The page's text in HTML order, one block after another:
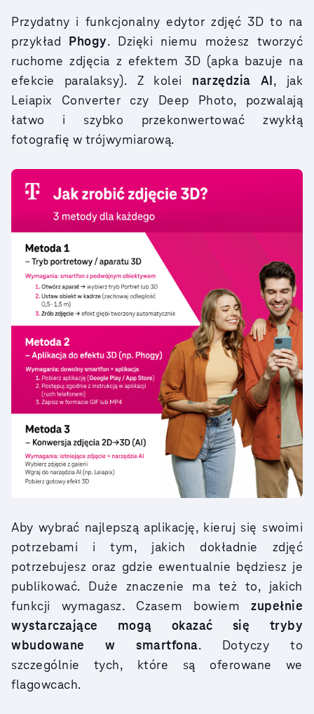
Przydatny i funkcjonalny edytor zdjęć 3D to na
przykład Phogy. Dzięki niemu
możesz tworzyć
ruchome zdjęcia z efektem 3D (apka bazuje na
efekcie paralaksy). Z kolei narzędzia AI, jak
Leiapix Converter czy Deep Photo, pozwalają
łatwo i szybko przekonwertować zwykłą
fotografię w trójwymiarową.
Aby wybrać najlepszą aplikację, kieruj się swoimi
potrzebami i tym, jakich dokładnie zdjęć
potrzebujesz oraz gdzie ewentualnie będziesz je
publikować. Duże znaczenie ma też to, jakich
funkcji wymagasz. Czasem bowiem zupełnie
wystarczające mogą okazać się tryby
wbudowane w smartfona. Dotyczy to
szczególnie tych, które są oferowane we
flagowcach.